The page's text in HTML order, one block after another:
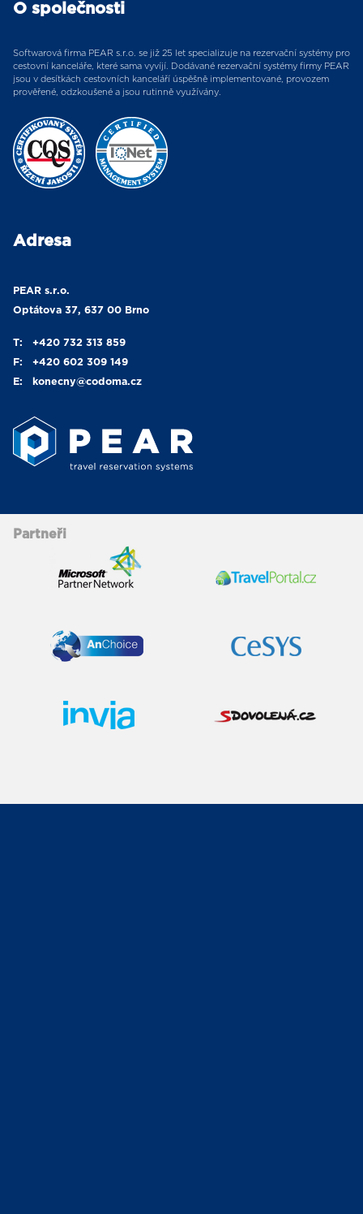
O společnosti
Softwarová firma PEAR s.r.o. se již 25 let specializuje na rezervační systémy pro
cestovní kanceláře, které sama vyvíjí. Dodávané rezervační systémy firmy PEAR
jsou v desítkách cestovních kanceláří úspěšně implementované, provozem
prověřené, odzkoušené a jsou rutinně využívány.
Adresa
PEAR s.r.o.
Optátova 37, 637 00 Brno
T:
+420 732 313 859
F:
+420 602 309 149
E:
konecny@codoma.cz
Partneři